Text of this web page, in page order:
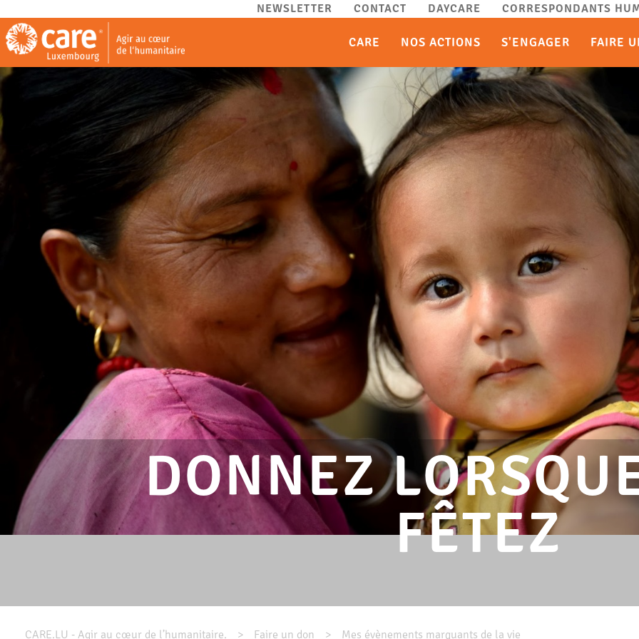
NEWSLETTER CONTACT DAYCARE CORRESPONDANTS
CARE NOS ACTIONS S'ENGAGER FAIRE
DONNEZ
FÊTEZ
CARE.LU - Agir au cœur de l’humanitaire. Faire un don Mes évènements marquants de la vie